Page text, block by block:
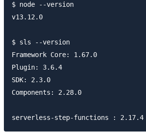
$ node --version
v13.12.0
$ sls --version
Framework Core: 1.67.0
Plugin: 3.6.4
SDK: 2.3.0
Components: 2.28.0